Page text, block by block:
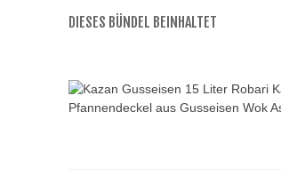
DIESES BÜNDEL BEINHALTET